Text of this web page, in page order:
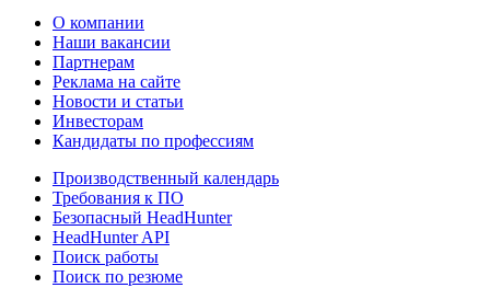
О компании
Наши вакансии
Партнерам
Реклама на сайте
Новости и статьи
Инвесторам
Кандидаты по профессиям
Производственный календарь
Требования к ПО
Безопасный HeadHunter
HeadHunter API
Поиск работы
Поиск по резюме